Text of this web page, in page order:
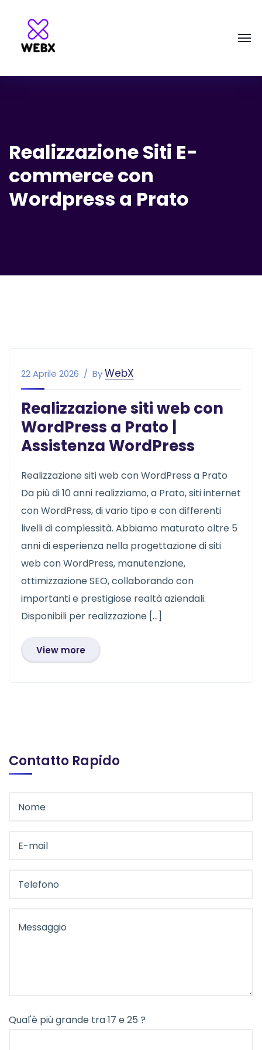
Realizzazione Siti E-
commerce con
Wordpress a Prato
22 Aprile 2026 ByWebX
Realizzazione siti web con
WordPress a Prato |
Assistenza WordPress
Realizzazione siti web con WordPress a Prato
Da più di 10 anni realizziamo, a Prato, siti internet
con WordPress, di vario tipo e con differenti
livelli di complessità. Abbiamo maturato oltre 5
anni di esperienza nella progettazione di siti
web con WordPress, manutenzione,
ottimizzazione SEO, collaborando con
importanti e prestigiose realtà aziendali.
Disponibili per realizzazione […]
View more
Contatto Rapido
Qual'è più grande tra 17 e 25 ?